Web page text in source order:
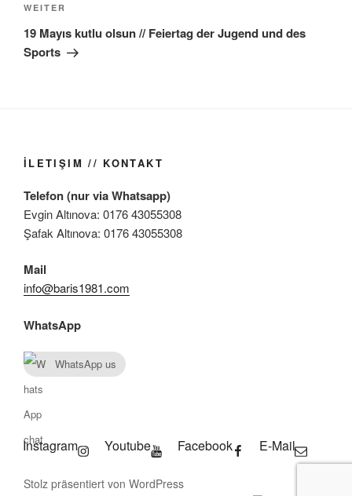
Nächster
Beitrag
WEITER
19 Mayıs kutlu olsun // Feiertag der Jugend und des
Sports
İLETIŞIM // KONTAKT
Telefon (nur via Whatsapp)
Evgin Altınova: 0176 43055308
Şafak Altınova: 0176 43055308
Mail
info@baris1981.com
WhatsApp
WhatsApp us
Instagram Youtube Facebook E-Mail
Stolz präsentiert von WordPress